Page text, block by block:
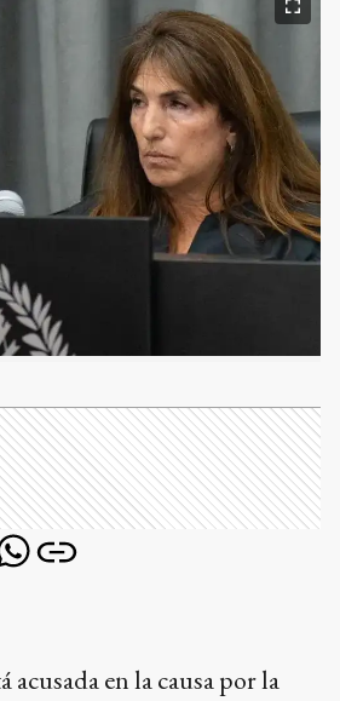
acusada en la causa por la